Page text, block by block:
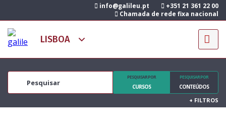
info@galileu.pt
+351 21 361 22 00
Chamada de rede fixa nacional
PESQUISAR POR
CURSOS
PESQUISAR POR
CONTEÚDOS
+ FILTROS